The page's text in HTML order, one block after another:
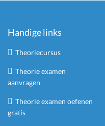
Handige links
Theoriecursus
Theorie examen
aanvragen
Theorie examen oefenen
gratis